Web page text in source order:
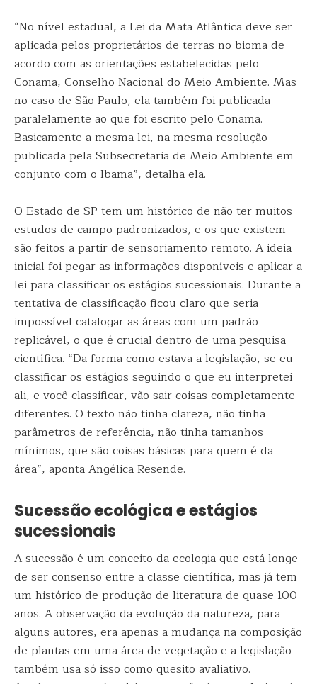
“No nível estadual, a Lei da Mata Atlântica deve ser
aplicada pelos proprietários de terras no bioma de
acordo com as orientações estabelecidas pelo
Conama, Conselho Nacional do Meio Ambiente. Mas
no caso de São Paulo, ela também foi publicada
paralelamente ao que foi escrito pelo Conama.
Basicamente a mesma lei, na mesma resolução
publicada pela Subsecretaria de Meio Ambiente em
conjunto com o Ibama”, detalha ela.
O Estado de SP tem um histórico de não ter muitos
estudos de campo padronizados, e os que existem
são feitos a partir de sensoriamento remoto. A ideia
inicial foi pegar as informações disponíveis e aplicar a
lei para classificar os estágios sucessionais. Durante a
tentativa de classificação ficou claro que seria
impossível catalogar as áreas com um padrão
replicável, o que é crucial dentro de uma pesquisa
científica. “Da forma como estava a legislação, se eu
classificar os estágios seguindo o que eu interpretei
ali, e você classificar, vão sair coisas completamente
diferentes. O texto não tinha clareza, não tinha
parâmetros de referência, não tinha tamanhos
mínimos, que são coisas básicas para quem é da
área”, aponta Angélica Resende.
Sucessão ecológica e estágios
sucessionais
A sucessão é um conceito da ecologia que está longe
de ser consenso entre a classe científica, mas já tem
um histórico de produção de literatura de quase 100
anos. A observação da evolução da natureza, para
alguns autores, era apenas a mudança na composição
de plantas em uma área de vegetação e a legislação
também usa só isso como quesito avaliativo.